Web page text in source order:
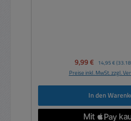
Verkaufspreis:
9,99 € Regulärer Preis:
14,95 €
Preise inkl. MwSt. zzgl.
In den